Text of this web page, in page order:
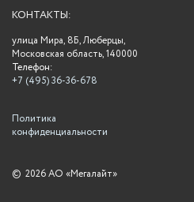
КОНТАКТЫ:
улица Мира, 8Б, Люберцы,
Московская область, 140000
Телефон:
+7 (495) 36-36-678
Политика
конфиденциальности
© 2026 АО «Мегалайт»